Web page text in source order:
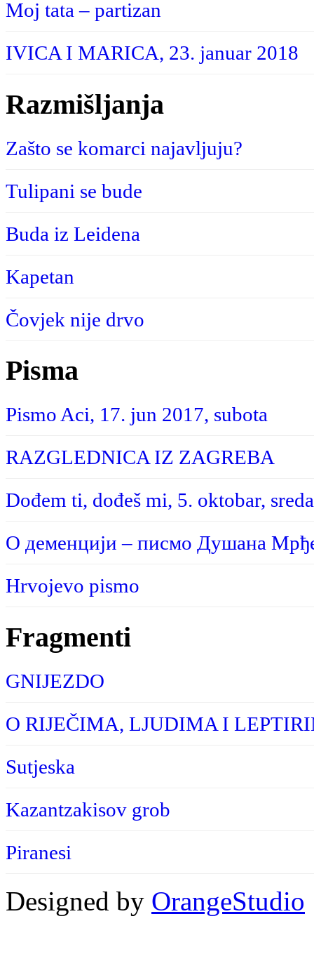
Moj tata – partizan
IVICA I MARICA, 23. januar 2018
Razmišljanja
Zašto se komarci najavljuju?
Tulipani se bude
Buda iz Leidena
Kapetan
Čovjek nije drvo
Pisma
Pismo Aci, 17. jun 2017, subota
RAZGLEDNICA IZ ZAGREBA
Dođem ti, dođeš mi, 5. oktobar, sreda
О деменцији – писмо Душана
Hrvojevo pismo
Fragmenti
GNIJEZDO
O RIJEČIMA, LJUDIMA I
Sutjeska
Kazantzakisov grob
Piranesi
Designed by OrangeStudio